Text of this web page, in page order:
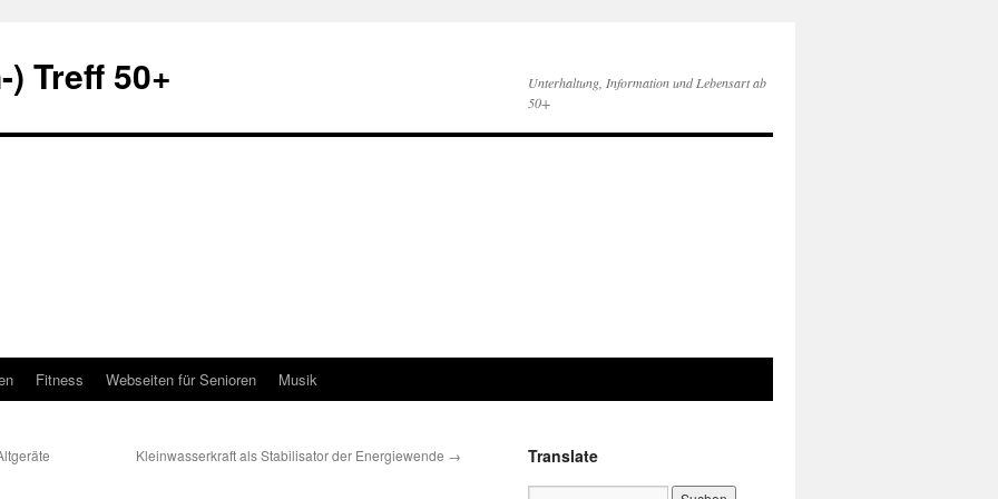
Treff 50+
Unterhaltung, Information und Lebensart ab
50+
Fitness Webseiten für Senioren Musik
Kleinwasserkraft als Stabilisator der Energiewende → Translate